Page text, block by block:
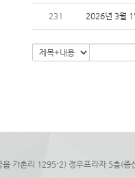
231 2026년 3월 1
읍 가촌리 1295-2) 정우프라자 5층